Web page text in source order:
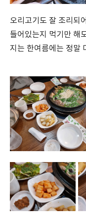
오리고기도 잘 조리되
들어있는지 먹기만 해
지는 한여름에는 정말